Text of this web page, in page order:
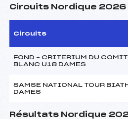
Circuits Nordique 2026
Circuits
FOND – CRITERIUM DU
BLANC U18 DAMES
SAMSE NATIONAL TOUR
DAMES
Résultats Nordique